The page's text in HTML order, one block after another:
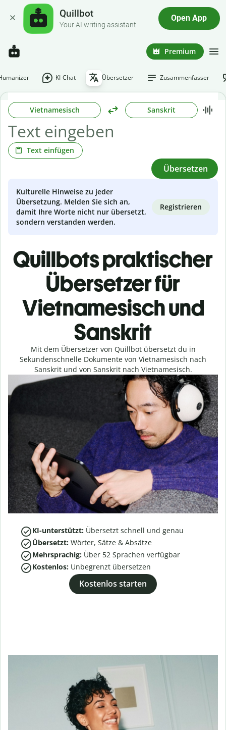
Quillbot
Your AI writing assistant
Open App
Premium
KI-Chat Übersetzer Zusammenfasser
Vietnamesisch Sanskrit
Text einfügen
Übersetzen
Kulturelle Hinweise zu jeder
Übersetzung. Melden Sie sich an,
damit Ihre Worte nicht nur übersetzt,
sondern verstanden werden.
Registrieren
Quillbots praktischer
Übersetzer für
Vietnamesisch und
Sanskrit
Mit dem Übersetzer von Quillbot übersetzt du in
Sekundenschnelle Dokumente von Vietnamesisch nach
Sanskrit und von Sanskrit nach Vietnamesisch.
KI-unterstützt: Übersetzt schnell und genau
Übersetzt: Wörter, Sätze & Absätze
Mehrsprachig: Über 52 Sprachen verfügbar
Kostenlos: Unbegrenzt übersetzen
Kostenlos starten